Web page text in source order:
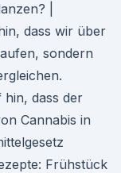
|
dass wir über
sondern
hin, dass der
Cannabis in
Frühstück